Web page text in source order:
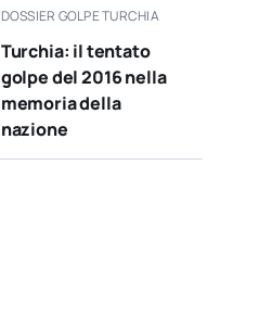
DOSSIER GOLPE TURCHIA
Turchia: il tentato
golpe del 2016 nella
memoria della
nazione